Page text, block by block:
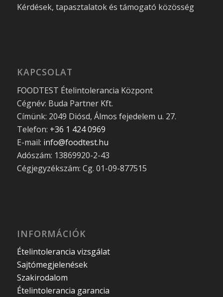
Kérdések, tapasztalatok és támogató közösség
KAPCSOLAT
FOODTEST Ételintolerancia Központ
Cégnév: Buda Partner Kft.
Címünk: 2049 Diósd, Álmos fejedelem u. 27.
Telefon: +36 1 424 0969
E-mail: info@foodtest.hu
Adószám: 13869920-2-43
Cégjegyzékszám: Cg. 01-09-877515
INFORMÁCIÓK
Ételintolerancia vizsgálat
Sajtómegjelenések
Szakirodalom
Ételintolerancia garancia